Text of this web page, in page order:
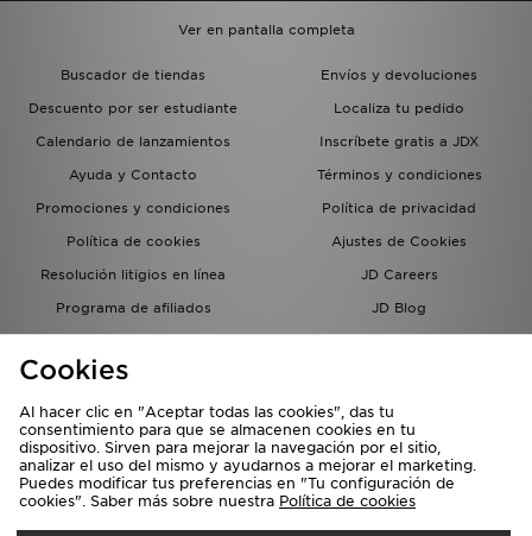
Ver en pantalla completa
Buscador de tiendas
Envíos y devoluciones
Descuento por ser estudiante
Localiza tu pedido
Calendario de lanzamientos
Inscríbete gratis a JDX
Ayuda y Contacto
Términos y condiciones
Promociones y condiciones
Política de privacidad
Política de cookies
Ajustes de Cookies
Resolución litigios en línea
JD Careers
Programa de afiliados
JD Blog
del grupo JD - Whistleblowing
Cookies
Al hacer clic en "Aceptar todas las cookies", das tu
consentimiento para que se almacenen cookies en tu
dispositivo. Sirven para mejorar la navegación por el sitio,
analizar el uso del mismo y ayudarnos a mejorar el marketing.
Puedes modificar tus preferencias en "Tu configuración de
cookies". Saber más sobre nuestra Política de cookies